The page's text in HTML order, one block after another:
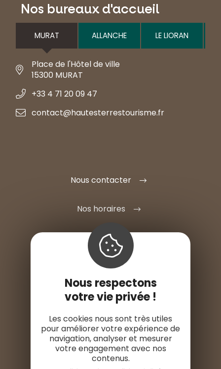
Nos bureaux d'accueil
MURAT ALLANCHE LE LIORAN
Place de l'Hôtel de ville
15300 MURAT
+33 4 71 20 09 47
contact@hautesterrestourisme.fr
Nous contacter
Nos horaires
S'INSTALLER ICI
ESPACE PRO
ESPACE PRESSE
Nous respectons
votre vie privée !
Les cookies nous sont très utiles
pour améliorer votre expérience de
navigation, analyser et mesurer
votre engagement avec nos
contenus.